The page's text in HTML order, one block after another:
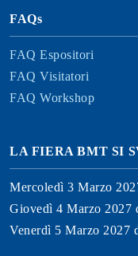
FAQs
FAQ Espositori
FAQ Visitatori
FAQ Workshop
LA FIERA BMT SI
Mercoledì 3 Marzo
Giovedì 4 Marzo 2027
Venerdì 5 Marzo 2027